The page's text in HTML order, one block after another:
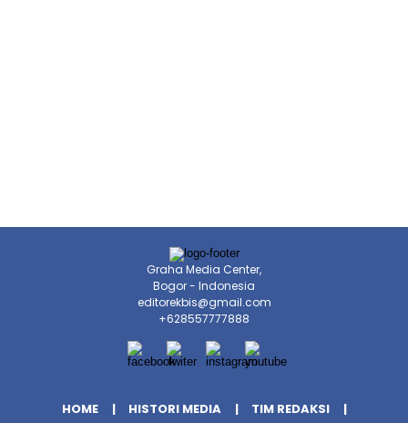
Graha Media Center,
Bogor - Indonesia
editorekbis@gmail.com
+628557777888
HOME HISTORI MEDIA
TIM REDAKSI